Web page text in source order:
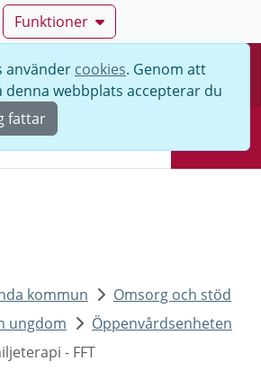
Funktioner
Meny
använder cookies. Genom att
webbplats accepterar du
fattar
kommun
Omsorg och stöd
ungdom
Öppenvårdsenheten
- FFT